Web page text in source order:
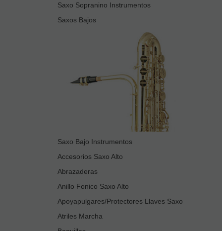
Saxo Sopranino Instrumentos
Saxos Bajos
Saxo Bajo Instrumentos
Accesorios Saxo Alto
Abrazaderas
Anillo Fonico Saxo Alto
Apoyapulgares/Protectores Llaves Saxo
Atriles Marcha